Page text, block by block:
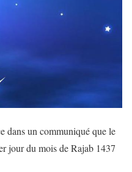
dans un communiqué que le
jour du mois de Rajab 1437